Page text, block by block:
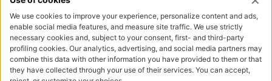
登录
立即注册
重置密码
LEGAL